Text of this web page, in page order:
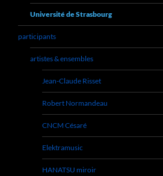
Université de Strasbourg
participants
artistes & ensembles
Jean-Claude Risset
Robert Normandeau
CNCM Césaré
Elektramusic
HANATSU miroir